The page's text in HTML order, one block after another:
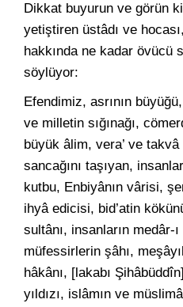
Dikkat buyurun ve görün
yetiştiren üstâdı ve
hakkında ne kadar övücü
söylüyor:
Efendimiz, asrının
ve milletin sığınağı,
büyük âlim, vera’ ve
sancağını taşıyan,
kutbu, Enbiyânın vârisi,
ihyâ edicisi, bid’atin
sultânı, insanların medâr-
müfessirlerin şâhı,
hâkânı, [lakabı
yıldızı, islâmın ve